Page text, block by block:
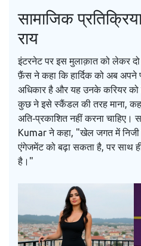
सामाजिक
राय
इंटरनेट पर इस मुलाक़ात को लेकर
फ़ैंस ने कहा कि हार्दिक को अब अपने
अधिकार है और यह उनके करियर को
कुछ ने इसे स्कैंडल की तरह माना,
अति‑प्रकाशित नहीं करना चाहिए।
Kumarने कहा, "खेल जगत में निजी
एंगेजमेंट को बढ़ा सकता है, पर साथ ही
है।"